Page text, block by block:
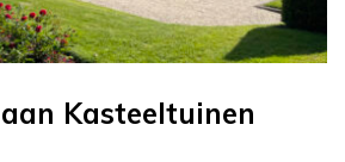
Kasteeltuinen